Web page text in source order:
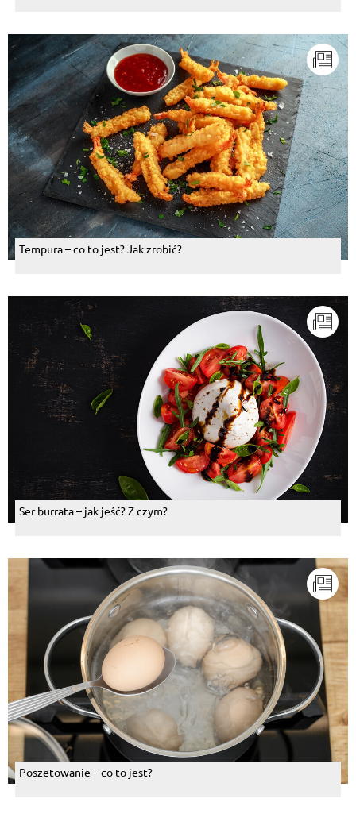
Tempura – co to jest? Jak zrobić?
Ser burrata – jak jeść? Z czym?
Poszetowanie – co to jest?